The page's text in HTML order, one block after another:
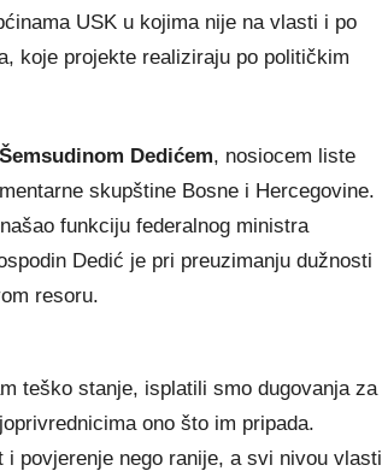
USK u kojima nije na vlasti i po
koje projekte realiziraju po političkim
Dedićem, nosiocem liste
skupštine Bosne i Hercegovine.
funkciju federalnog ministra
Dedić je pri preuzimanju dužnosti
resoru.
teško stanje, isplatili smo dugovanja za
ono što im pripada.
povjerenje nego ranije, a svi nivou vlasti